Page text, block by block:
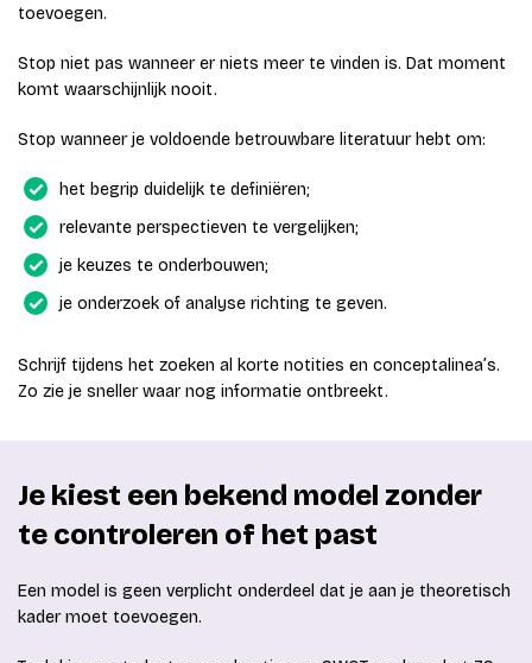
toevoegen.
Stop niet pas wanneer er niets meer te vinden is. Dat moment
komt waarschijnlijk nooit.
Stop wanneer je voldoende betrouwbare literatuur hebt om:
het begrip duidelijk te definiëren;
relevante perspectieven te vergelijken;
je keuzes te onderbouwen;
je onderzoek of analyse richting te geven.
Schrijf tijdens het zoeken al korte notities en conceptalinea’s.
Zo zie je sneller waar nog informatie ontbreekt.
Je kiest een bekend model zonder
te controleren of het past
Een model is geen verplicht onderdeel dat je aan je theoretisch
kader moet toevoegen.